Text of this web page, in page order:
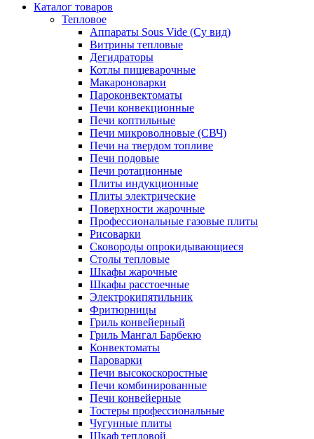
Каталог товаров
Тепловое
Аппараты Sous Vide (Су вид)
Витрины тепловые
Дегидраторы
Котлы пищеварочные
Макароноварки
Пароконвектоматы
Печи конвекционные
Печи коптильные
Печи микроволновые (СВЧ)
Печи на твердом топливе
Печи подовые
Печи ротационные
Плиты индукционные
Плиты электрические
Поверхности жарочные
Профессиональные газовые плиты
Рисоварки
Сковороды опрокидывающиеся
Столы тепловые
Шкафы жарочные
Шкафы расстоечные
Электрокипятильник
Фритюрницы
Гриль конвейерный
Гриль Мангал Барбекю
Конвектоматы
Пароварки
Печи высокоскоростные
Печи комбинированные
Печи конвейерные
Тостеры профессиональные
Чугунные плиты
Шкаф тепловой